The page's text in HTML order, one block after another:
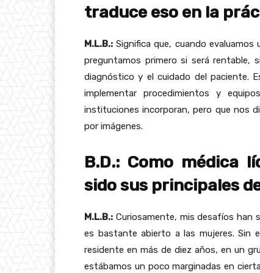
traduce eso en la
M.L.B.: Significa que, cuando
preguntamos primero si será rentable,
diagnóstico y el cuidado del paciente.
implementar procedimientos y
instituciones incorporan, pero que nos
por imágenes.
B.D.: Como médica
sido sus principales
M.L.B.: Curiosamente, mis desafíos han
es bastante abierto a las mujeres. Sin
residente en más de diez años, en un
estábamos un poco marginadas en